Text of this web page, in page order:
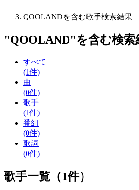
QOOLANDを含む歌手検索結果
"QOOLAND"を含む検索
すべて
(1件)
曲
(0件)
歌手
(1件)
番組
(0件)
歌詞
(0件)
歌手一覧（1件）